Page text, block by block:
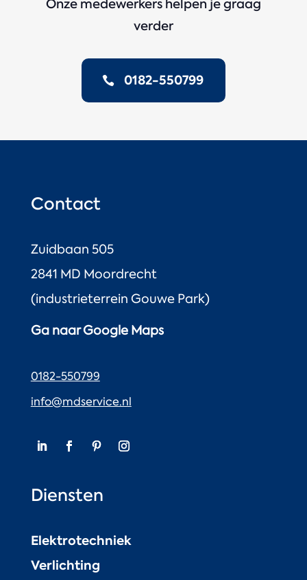
Onze medewerkers helpen je graag
verder
0182-550799
Contact
Zuidbaan 505
2841 MD Moordrecht
(industrieterrein Gouwe Park)
Ga naar Google Maps
0182-550799
info@mdservice.nl
Diensten
Elektrotechniek
Verlichting